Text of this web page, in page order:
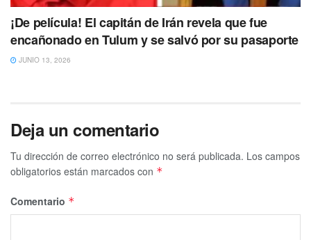
¡De película! El capitán de Irán revela que fue
encañonado en Tulum y se salvó por su pasaporte
JUNIO 13, 2026
Deja un comentario
Tu dirección de correo electrónico no será publicada. Los campos
obligatorios están marcados con *
Comentario *